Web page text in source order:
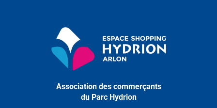
Association des commerçants
du Parc Hydrion